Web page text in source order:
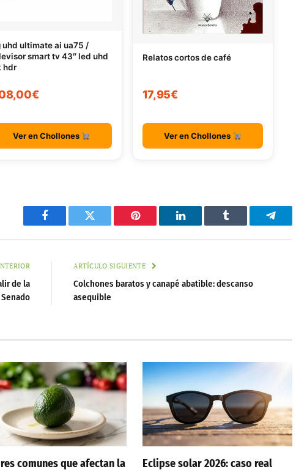
uhd ultimate ai ua75 /
smart tv 43″ led uhd
hdr
Ver en Chollones
Relatos cortos de café
17,95€
Ver en Chollones
Facebook Twitter Pinterest LinkedIn Tumblr Telegram
de la
ARTÍCULO SIGUIENTE
Colchones baratos y canapé abatible: descanso
asequible
comunes que afectan la
Eclipse solar 2026: caso real